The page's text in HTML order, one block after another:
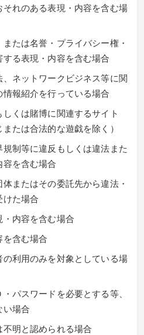
れのある表現・内容を含む場
たは名誉・プライバシー権・
る表現・内容を含む場合
ネットワークビジネス等に関
報紹介を行っている場合
くは賭博に関連するサイト
または合法的な遊戯を除く）
制等に違反もしくは違法また
を含む場合
またはその委託先から違法・
けた場合
内容を含む場合
含む場合
利用のみを対象としている場
パスワードを必要とする等、
い場合
明と認められる場合